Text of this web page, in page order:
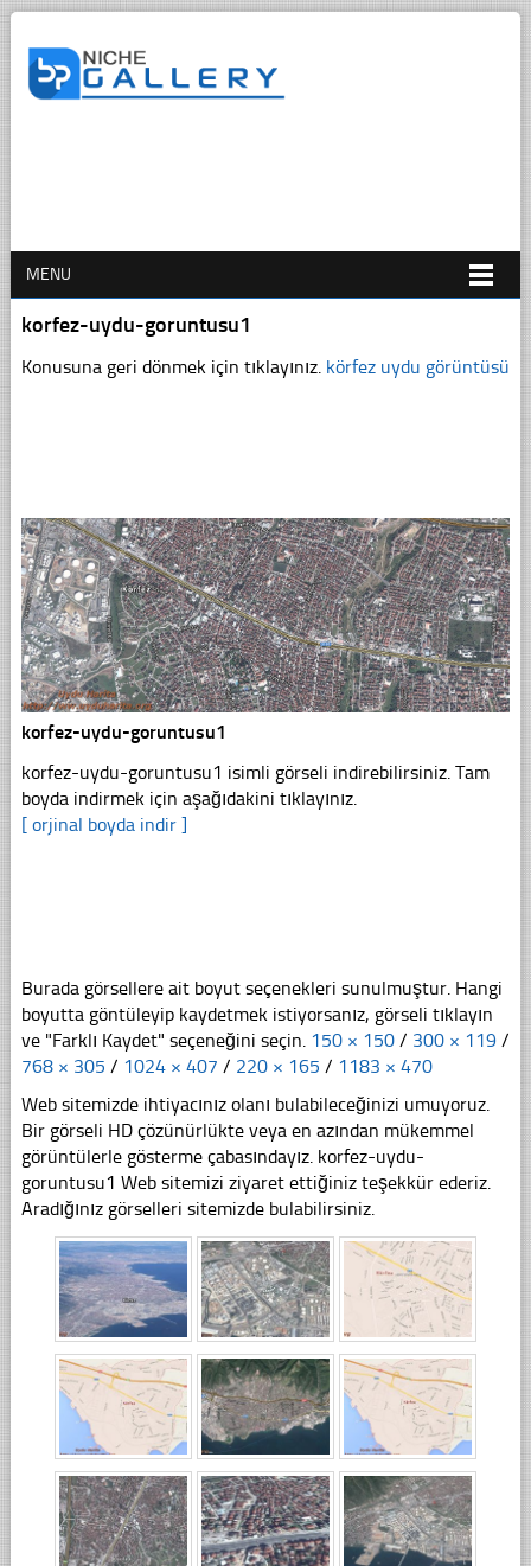
MENU
korfez-uydu-goruntusu1
Konusuna geri dönmek için tıklayınız. körfez uydu görüntüsü
korfez-uydu-goruntusu1
korfez-uydu-goruntusu1 isimli görseli indirebilirsiniz. Tam
boyda indirmek için aşağıdakini tıklayınız.
[ orjinal boyda indir ]
Burada görsellere ait boyut seçenekleri sunulmuştur. Hangi
boyutta göntüleyip kaydetmek istiyorsanız, görseli tıklayın
ve "Farklı Kaydet" seçeneğini seçin. 150 × 150 / 300 × 119 /
768 × 305 / 1024 × 407 / 220 × 165 / 1183 × 470
Web sitemizde ihtiyacınız olanı bulabileceğinizi umuyoruz.
Bir görseli HD çözünürlükte veya en azından mükemmel
görüntülerle gösterme çabasındayız. korfez-uydu-
goruntusu1 Web sitemizi ziyaret ettiğiniz teşekkür ederiz.
Aradığınız görselleri sitemizde bulabilirsiniz.